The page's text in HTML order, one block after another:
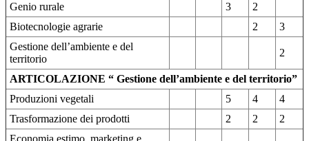
Genio rurale 3
2
Biotecnologie agrarie
2
3
Gestione dell’ambiente e del
territorio
2
ARTICOLAZIONE “ Gestione dell’ambiente e del territorio”
Produzioni vegetali
5 4
4
Trasformazione dei prodotti
2 2
2
Economia,estimo, marketing e